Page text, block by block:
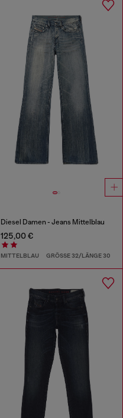
Diesel Damen - Jeans Mittelblau
125,00 €
MITTELBLAU GRÖSSE 32/LÄNGE 30